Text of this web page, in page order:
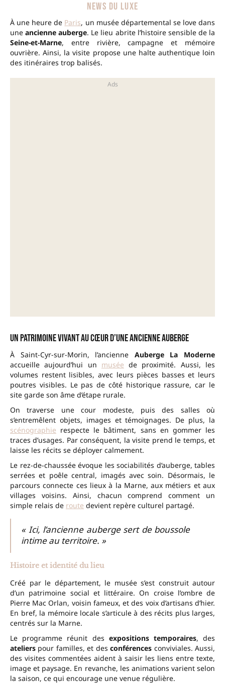
NEWS DU LUXE
À une heure de Paris, un musée départemental se love dans
uneancienne auberge. Le lieu abrite l’histoire sensible de la
Seine-et-Marne, entre rivière, campagne et mémoire
ouvrière. Ainsi, la visite propose une halte authentique loin
des itinéraires trop balisés.
Un patrimoine vivant au cœur d’une ancienne auberge
À Saint-Cyr-sur-Morin, l’ancienne Auberge La Moderne
accueille aujourd’hui un musée de proximité. Aussi, les
volumes restent lisibles, avec leurs pièces basses et leurs
poutres visibles. Le pas de côté historique rassure, car le
site garde son âme d’étape rurale.
On traverse une cour modeste, puis des salles où
s’entremêlent objets, images et témoignages. De plus, la
scénographie respecte le bâtiment, sans en gommer les
traces d’usages. Par conséquent, la visite prend le temps, et
laisse les récits se déployer calmement.
Le rez-de-chaussée évoque les sociabilités d’auberge, tables
serrées et poêle central, imagés avec soin. Désormais, le
parcours connecte ces lieux à la Marne, aux métiers et aux
villages voisins. Ainsi, chacun comprend comment un
simple relais de route devient repère culturel partagé.
« Ici, l’ancienne auberge sert de boussole
intime au territoire. »
Histoire et identité du lieu
Créé par le département, le musée s’est construit autour
d’un patrimoine social et littéraire. On croise l’ombre de
Pierre Mac Orlan, voisin fameux, et des voix d’artisans d’hier.
En bref, la mémoire locale s’articule à des récits plus larges,
centrés sur la Marne.
Le programme réunit des expositions temporaires, des
ateliers pour familles, et desconférences conviviales. Aussi,
des visites commentées aident à saisir les liens entre texte,
image et paysage. En revanche, les animations varient selon
la saison, ce qui encourage une venue régulière.